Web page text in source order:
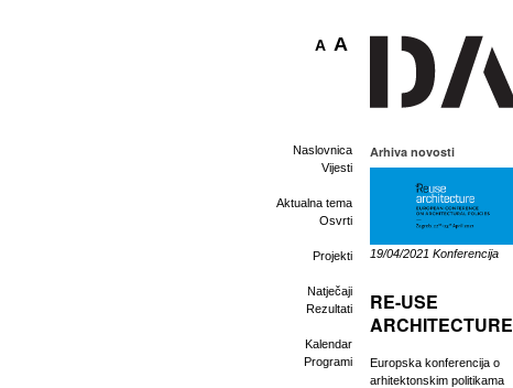
A A
Naslovnica
Vijesti
Aktualna tema
Osvrti
Projekti
Natječaji
Rezultati
Kalendar
Programi
Arhiva novosti
19/04/2021 Konferencija
RE-USE
ARCHITECTURE
Europska konferencija o
arhitektonskim politikama